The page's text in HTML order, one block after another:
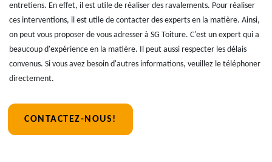
entretiens. En effet, il est utile de réaliser des ravalements. Pour réaliser
ces interventions, il est utile de contacter des experts en la matière. Ainsi,
on peut vous proposer de vous adresser à SG Toiture. C'est un expert qui a
beaucoup d'expérience en la matière. Il peut aussi respecter les délais
convenus. Si vous avez besoin d'autres informations, veuillez le téléphoner
directement.
CONTACTEZ-NOUS!